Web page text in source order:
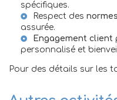
spécifiques.
Respect des
assurée.
Engagement client
personnalisé et
Pour des détails sur les